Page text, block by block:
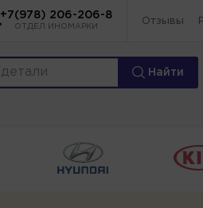
+7(978) 206-206-8
ОТДЕЛ ИНОМАРКИ
Отзывы
Найти